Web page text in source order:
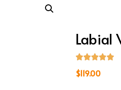
Labial
$119.00